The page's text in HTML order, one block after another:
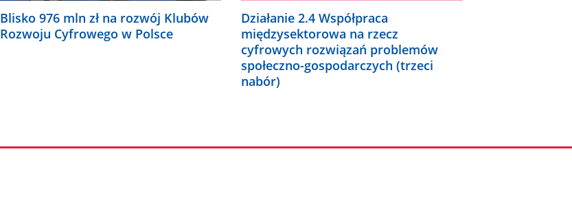
Blisko 976 mln zł na rozwój Klubów
Rozwoju Cyfrowego w Polsce
Działanie 2.4 Współpraca
międzysektorowa na rzecz
cyfrowych rozwiązań problemów
społeczno-gospodarczych (trzeci
nabór)